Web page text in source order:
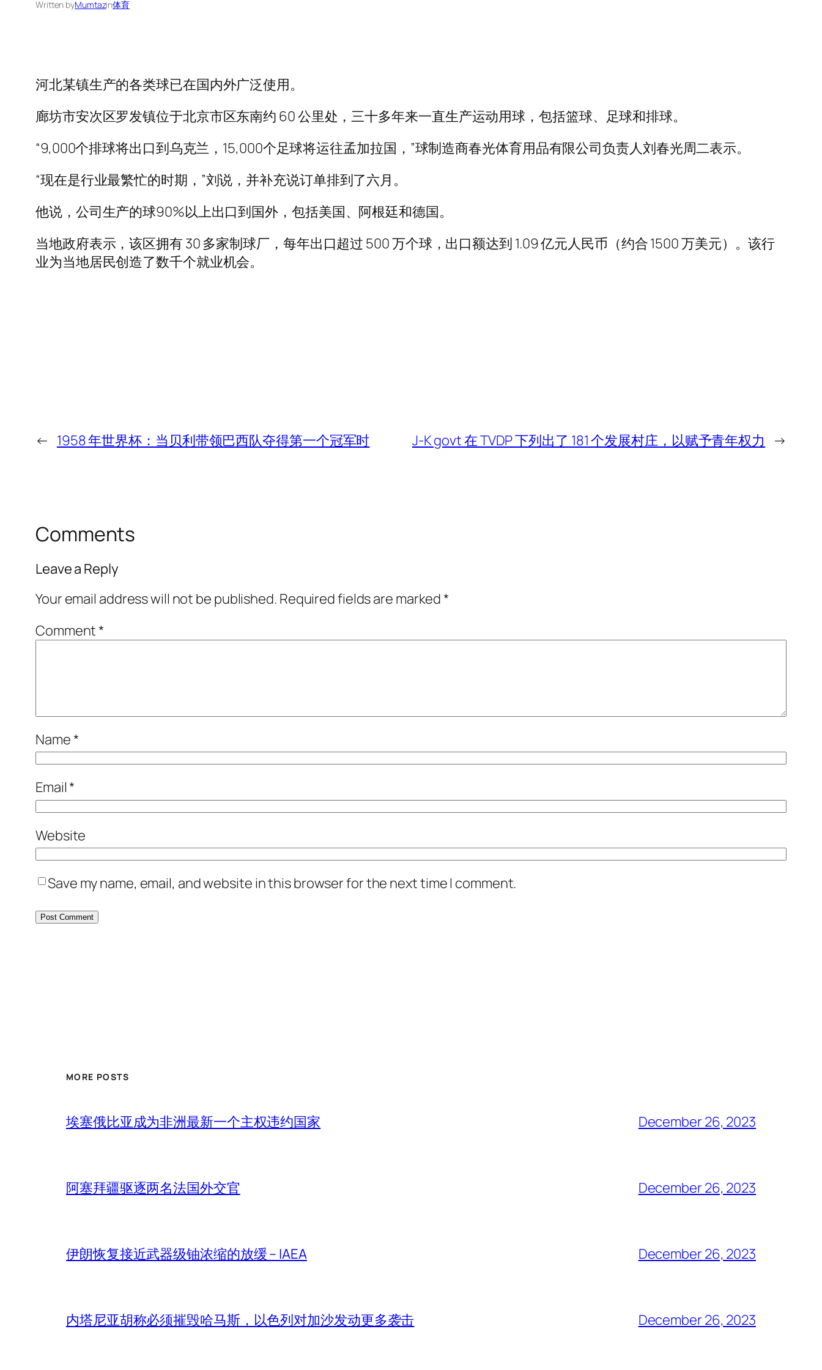
Written byMumtazin体育
河北某镇生产的各类球已在国内外广泛使用。
廊坊市安次区罗发镇位于北京市区东南约 60 公里处，三十多年来一直生产运动用球，包括篮球、足球和排球。
“9,000个排球将出口到乌克兰，15,000个足球将运往孟加拉国，”球制造商春光体育用品有限公司负责人刘春光周二表示。
“现在是行业最繁忙的时期，”刘说，并补充说订单排到了六月。
他说，公司生产的球90%以上出口到国外，包括美国、阿根廷和德国。
当地政府表示，该区拥有 30 多家制球厂，每年出口超过 500 万个球，出口额达到 1.09 亿元人民币（约合 1500 万美元）。该行
业为当地居民创造了数千个就业机会。
← 1958 年世界杯：当贝利带领巴西队夺得第一个冠军时 J-K govt 在 TVDP 下列出了 181 个发展村庄，以赋予青年权力 →
Comments
Leave a Reply
Your email address will not be published. Required fields are marked*
Comment*
Name*
Email*
Website
Save my name, email, and website in this browser for the next time I comment.
MORE POSTS
埃塞俄比亚成为非洲最新一个主权违约国家 December 26, 2023
阿塞拜疆驱逐两名法国外交官 December 26, 2023
伊朗恢复接近武器级铀浓缩的放缓 – IAEA December 26, 2023
内塔尼亚胡称必须摧毁哈马斯，以色列对加沙发动更多袭击 December 26, 2023